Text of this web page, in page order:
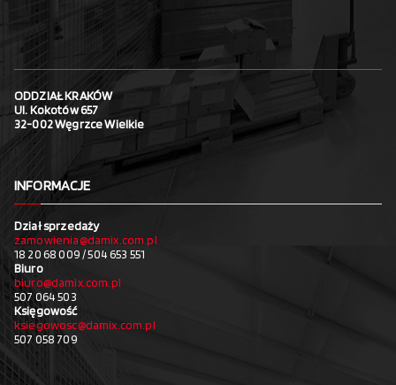
ODDZIAŁ KRAKÓW
Ul. Kokotów 657
32-002 Węgrzce Wielkie
INFORMACJE
Dział sprzedaży
zamowienia@damix.com.pl
18 20 68 009 / 504 653 551
Biuro
biuro@damix.com.pl
507 064 503
Księgowość
ksiegowosc@damix.com.pl
507 058 709